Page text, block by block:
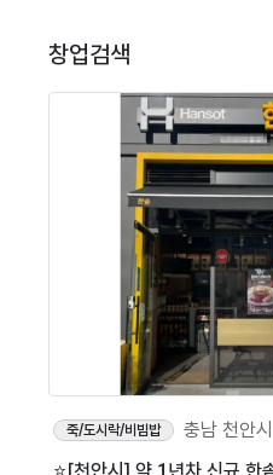
창업검색
죽/도시락/비빔밥
충남 천안시